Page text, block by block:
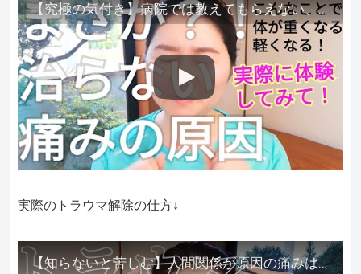
【究極の気付き】病院では教えてもらえない、その長年悩んできた痛み、症状、どうして治らないのか？痛みの正体、実際に今すぐ試して知ってほしい。
実際のトラウマ解除の仕方↓
【知らないと苦しむ】人間関係が原因の痛みはトラウマ解除が必須。病院に行っても原因不明で治らない不調はこれをしてからケアしてみてください。